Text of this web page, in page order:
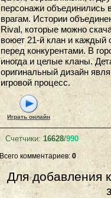
персонажи объединились
врагам. Истории
Rival, которые можно
воюет 21-й клан и каждый
перед конкурентами. В
иногда и целые кланы.
оригинальный дизайн
игровой процесс.
Играть онлайн
Счетчики: 16628/990
Всего комментариев: 0
Для добавления